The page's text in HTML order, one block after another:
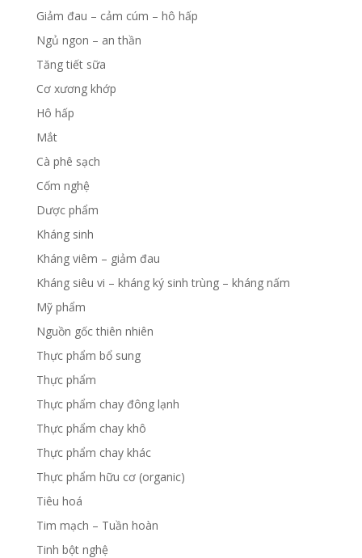
Giảm đau – cảm cúm – hô hấp
Ngủ ngon – an thần
Tăng tiết sữa
Cơ xương khớp
Hô hấp
Mắt
Cà phê sạch
Cốm nghệ
Dược phẩm
Kháng sinh
Kháng viêm – giảm đau
Kháng siêu vi – kháng ký sinh trùng – kháng nấm
Mỹ phẩm
Nguồn gốc thiên nhiên
Thực phẩm bổ sung
Thực phẩm
Thực phẩm chay đông lạnh
Thực phẩm chay khô
Thực phẩm chay khác
Thực phẩm hữu cơ (organic)
Tiêu hoá
Tim mạch – Tuần hoàn
Tinh bột nghệ